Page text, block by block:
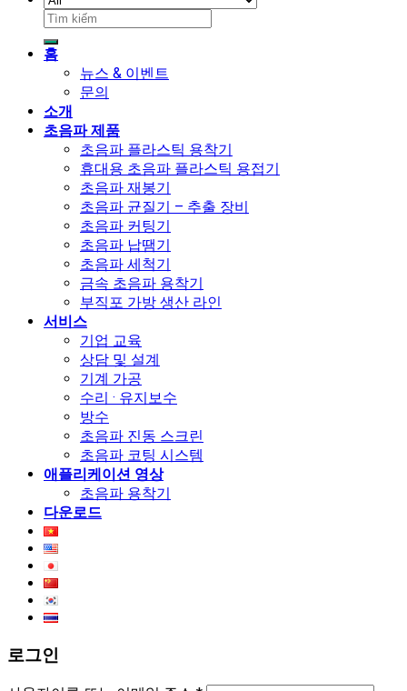
검
색:
홈
뉴스 & 이벤트
문의
소개
초음파 제품
초음파 플라스틱 용착기
휴대용 초음파 플라스틱 용접기
초음파 재봉기
초음파 균질기 – 추출 장비
초음파 커팅기
초음파 납땜기
초음파 세척기
금속 초음파 용착기
부직포 가방 생산 라인
서비스
기업 교육
상담 및 설계
기계 가공
수리 · 유지보수
방수
초음파 진동 스크린
초음파 코팅 시스템
애플리케이션 영상
초음파 용착기
다운로드
로그인